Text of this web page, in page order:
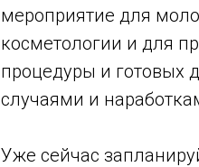
мероприятие для
косметологии и для
процедуры и готовых
случаями и
Уже сейчас